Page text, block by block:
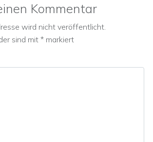
Kommentar
wird nicht veröffentlicht.
sind mit * markiert